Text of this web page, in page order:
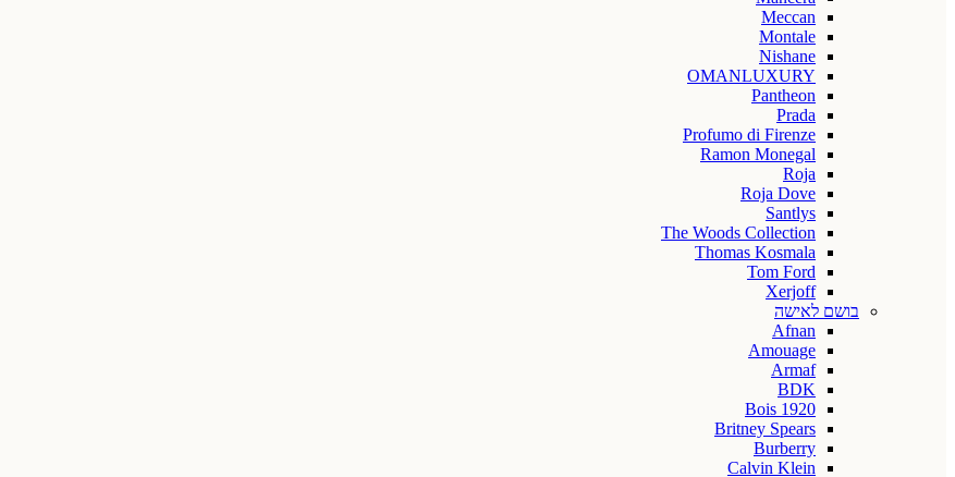
Meccan
Montale
Nishane
OMANLUXURY
Pantheon
Prada
Profumo di Firenze
Ramon Monegal
Roja
Roja Dove
Santlys
The Woods Collection
Thomas Kosmala
Tom Ford
Xerjoff
בושם לאישה
Afnan
Amouage
Armaf
BDK
Bois 1920
Britney Spears
Burberry
Calvin Klein